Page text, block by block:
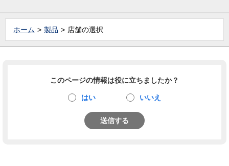
ホーム 製品 店舗の選択
このページの情報は役に立ちましたか？
はい いいえ
送信する